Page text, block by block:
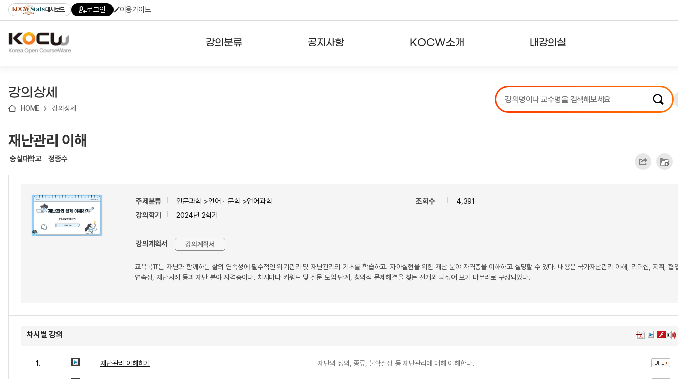
기
기
기
content)
가
대시보드 로그인 이용가이드
강의분류 공지사항 KOCW소개 내강의실
강의리스트
수강확인증강의
강의상세
HOME 강의상세
재난관리 이해
숭실대학교 정종수
주제분류
인문과학 >언어ㆍ문학 >언어과학
강의학기
2024년 2학기
조회수 4,391
강의계획서 강의계획서
교육목표는 재난과 함께하는 삶의 연속성에 필수적인 위기관리 및 재난관리의 기초를 학습하고. 자아실현을 위한 재난 분야 자격증을 이해하고 설명할 수 있다. 내용은 국가재난관리 이해, 리더십, 지휘, 협
연속성, 재난사례 등과 재난 분야 자격증이다. 차시마다 키워드 및 질문 도입 단계, 창의적 문제해결을 찾는 전개와 되짚어 보기 마무리로 구성되었다.
차시별 강의
1. 재난관리 이해하기 재난의 정의, 종류, 불확실성 등 재난관리에 대해 이해한다.